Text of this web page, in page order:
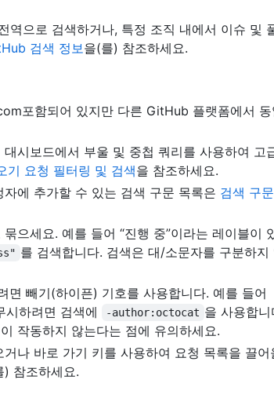
으로 검색하거나, 특정 조직 내에서 이슈 및
검색 정보을(를) 참조하세요.
포함되어 있지만 다른 GitHub 플랫폼에서 동
시보드에서 부울 및 중첩 쿼리를 사용하여 고
기 요청 필터링 및 검색을 참조하세요.
에 추가할 수 있는 검색 구문 목록은 검색 구
으세요. 예를 들어 “진행 중”이라는 레이블이
를 검색합니다. 검색은 대/소문자를 구분하지
면 빼기(하이픈) 기호를 사용합니다. 예를 들어
하려면 검색에
-author:octocat 을 사용합니
작동하지 않는다는 점에 유의하세요.
나 바로 가기 키를 사용하여 요청 목록을 끌어
) 참조하세요.